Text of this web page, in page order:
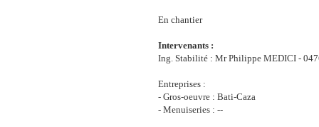
En chantier
Intervenants :
Ing. Stabilité : Mr Philippe MEDICI -
Entreprises :
- Gros-oeuvre : Bati-Caza
- Menuiseries : --